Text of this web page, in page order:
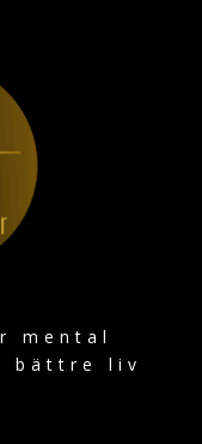
mental
bättre liv